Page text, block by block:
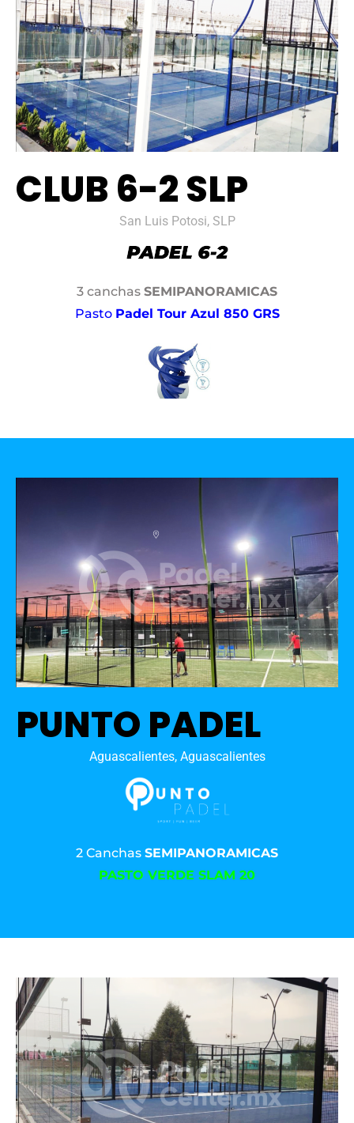
CLUB 6-2 SLP
San Luis Potosi, SLP
3 canchas SEMIPANORAMICAS
Pasto Padel Tour Azul 850 GRS
PUNTO PADEL
Aguascalientes, Aguascalientes
2 Canchas SEMIPANORAMICAS
PASTO VERDE SLAM 20